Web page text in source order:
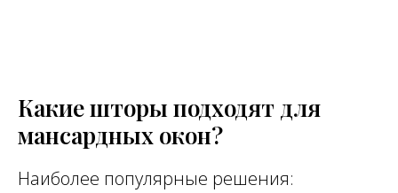
Какие шторы подходят для
мансардных окон?
Наиболее популярные решения: